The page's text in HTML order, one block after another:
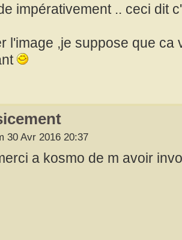
impérativement .. ceci dit
l'image ,je suppose que ca
30 Avr 2016 20:37
a kosmo de m avoir